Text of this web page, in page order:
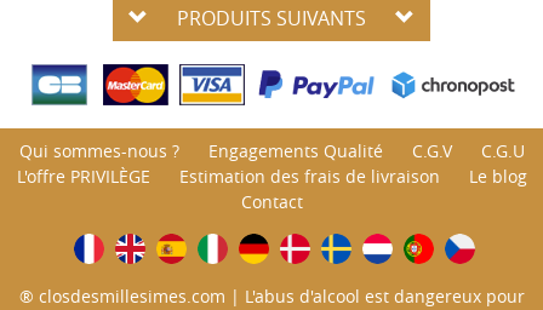
PRODUITS SUIVANTS
Qui sommes-nous ? Engagements Qualité C.G.V
C.G.U
L'offre PRIVILÈGE
Estimation des frais de livraison
Le blog
Contact
® closdesmillesimes.com | L'abus d'alcool est dangereux pour